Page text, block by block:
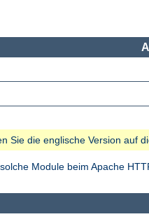
Sie die englische Version auf
Module beim Apache